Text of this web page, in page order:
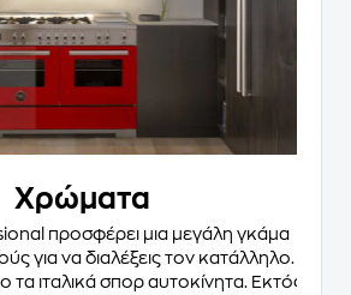
Χρώματα
προσφέρει μια μεγάλη γκάμα
για να διαλέξεις τον κατάλληλο.
τα ιταλικά σπορ αυτοκίνητα. Εκτός